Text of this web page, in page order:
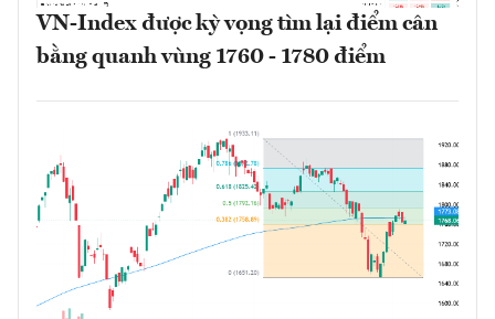
VN-Index được kỳ vọng tìm lại điểm cân
bằng quanh vùng 1760 - 1780 điểm